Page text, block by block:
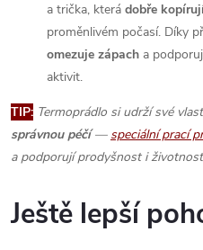
a trička, která dobře
proměnlivém počasí. Díky
omezuje zápach a
aktivit.
TIP: Termoprádlo si udrží své
správnou péčí— speciální prací
a podporují prodyšnost i
Ještě lepší